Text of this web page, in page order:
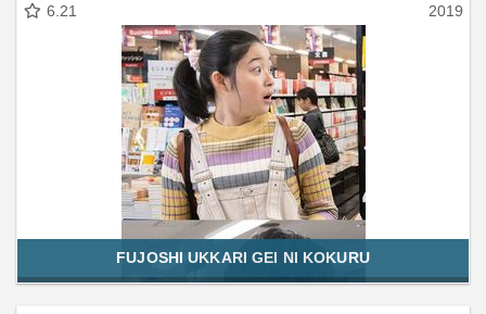
6.21 2019
FUJOSHI UKKARI GEI NI KOKURU